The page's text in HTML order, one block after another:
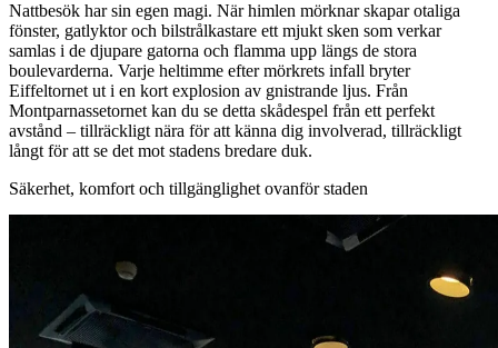
Nattbesök har sin egen magi. När himlen mörknar skapar otaliga
fönster, gatlyktor och bilstrålkastare ett mjukt sken som verkar
samlas i de djupare gatorna och flamma upp längs de stora
boulevarderna. Varje heltimme efter mörkrets infall bryter
Eiffeltornet ut i en kort explosion av gnistrande ljus. Från
Montparnassetornet kan du se detta skådespel från ett perfekt
avstånd – tillräckligt nära för att känna dig involverad, tillräckligt
långt för att se det mot stadens bredare duk.
Säkerhet, komfort och tillgänglighet ovanför staden